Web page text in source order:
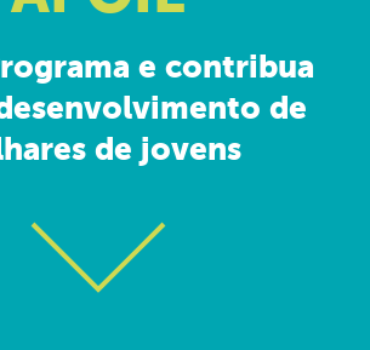
e contribua
de
de jovens